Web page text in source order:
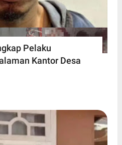
Pelaku
Kantor Desa